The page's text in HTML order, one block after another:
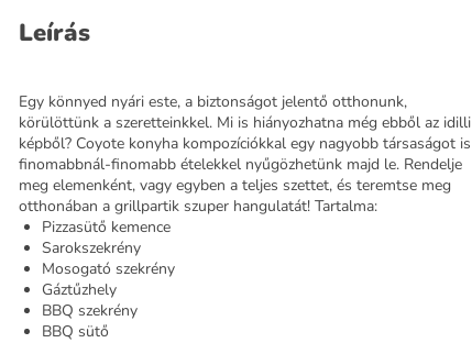
Leírás
Egy könnyed nyári este, a biztonságot jelentő otthonunk,
körülöttünk a szeretteinkkel. Mi is hiányozhatna még ebből az idilli
képből? Coyote konyha kompozíciókkal egy nagyobb társaságot is
finomabbnál-finomabb ételekkel nyűgözhetünk majd le. Rendelje
meg elemenként, vagy egyben a teljes szettet, és teremtse meg
otthonában a grillpartik szuper hangulatát! Tartalma:
Pizzasütő kemence
Sarokszekrény
Mosogató szekrény
Gáztűzhely
BBQ szekrény
BBQ sütő